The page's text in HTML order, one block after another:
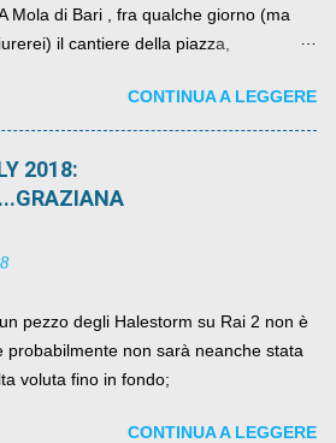
Mola di Bari , fra qualche giorno (ma
il cantiere della piazza,
esorbitante di mesi, non ci sarà
una volta Piazza XX Settembre ,
CONTINUA A LEGGERE
2018:
pezzo degli Halestorm su Rai 2 non è
probabilmente non sarà neanche stata
voluta fino in fondo;
CONTINUA A LEGGERE